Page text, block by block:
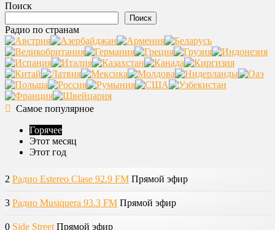
Поиск
Поиск
Радио по странам
Самое популярное
Горячее
Этот месяц
Этот год
2 Радио Estereo Clase 92.9 FM Прямой эфир
3 Радио Musiquera 93.3 FM Прямой эфир
0 Side Street Прямой эфир